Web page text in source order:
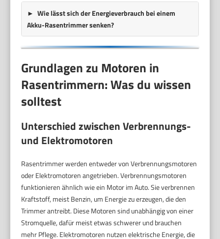
Wie lässt sich der Energieverbrauch bei einem
Akku-Rasentrimmer senken?
Grundlagen zu Motoren in
Rasentrimmern: Was du wissen
solltest
Unterschied zwischen Verbrennungs-
und Elektromotoren
Rasentrimmer werden entweder von Verbrennungsmotoren
oder Elektromotoren angetrieben. Verbrennungsmotoren
funktionieren ähnlich wie ein Motor im Auto. Sie verbrennen
Kraftstoff, meist Benzin, um Energie zu erzeugen, die den
Trimmer antreibt. Diese Motoren sind unabhängig von einer
Stromquelle, dafür meist etwas schwerer und brauchen
mehr Pflege. Elektromotoren nutzen elektrische Energie, die